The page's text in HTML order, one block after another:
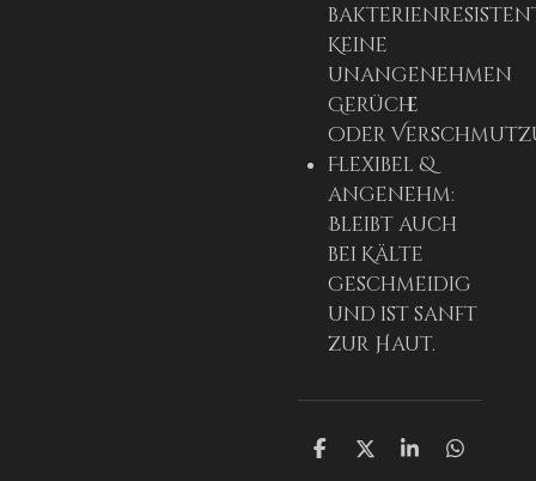
Keine
unangenehmen
Gerüche
oder
Flexibel &
angenehm:
Bleibt auch
bei Kälte
geschmeidig
und ist sanft
zur Haut.
T
T
T
T